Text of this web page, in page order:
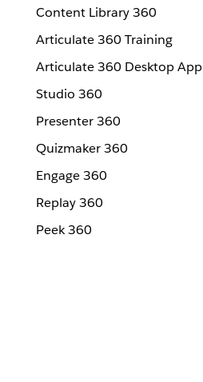
Content Library 360
Articulate 360 Training
Articulate 360 Desktop App
Studio 360
Presenter 360
Quizmaker 360
Engage 360
Replay 360
Peek 360